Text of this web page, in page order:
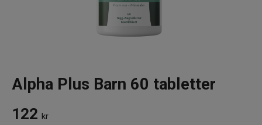
Alpha Plus Barn 60 tabletter
122 kr